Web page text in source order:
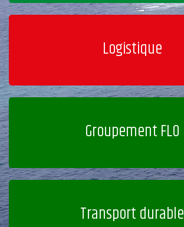
Logistique
Groupement FLO
Transport durable